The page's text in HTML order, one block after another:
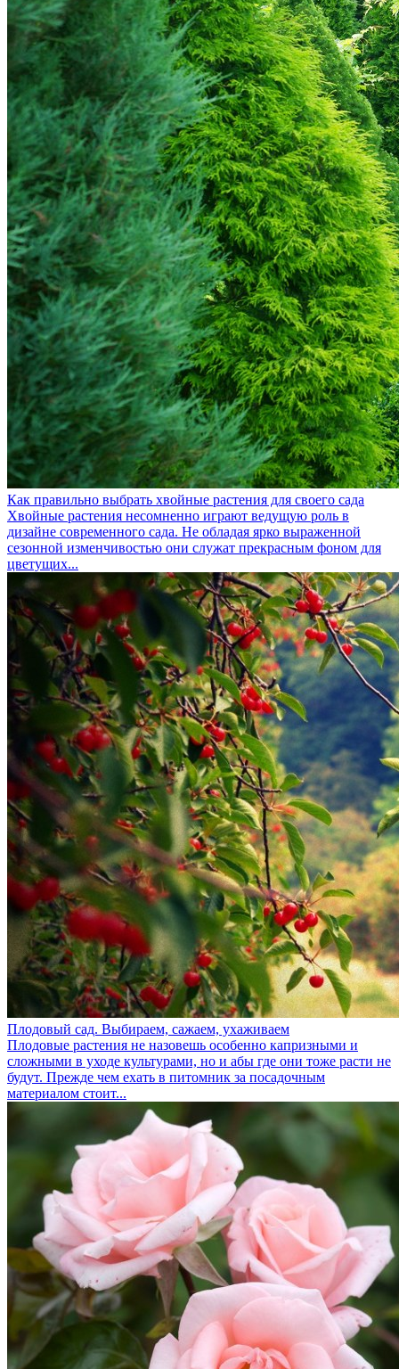
Как правильно выбрать хвойные растения для своего сада
Хвойные растения несомненно играют ведущую роль в
дизайне современного сада. Не обладая ярко выраженной
сезонной изменчивостью они служат прекрасным фоном для
цветущих...
Плодовый сад. Выбираем, сажаем, ухаживаем
Плодовые растения не назовешь особенно капризными и
сложными в уходе культурами, но и абы где они тоже расти не
будут. Прежде чем ехать в питомник за посадочным
материалом стоит...